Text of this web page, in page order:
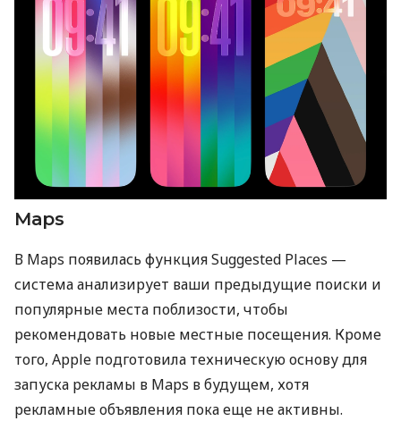
Maps
В Maps появилась функция Suggested Places —
система анализирует ваши предыдущие поиски и
популярные места поблизости, чтобы
рекомендовать новые местные посещения. Кроме
того, Apple подготовила техническую основу для
запуска рекламы в Maps в будущем, хотя
рекламные объявления пока еще не активны.